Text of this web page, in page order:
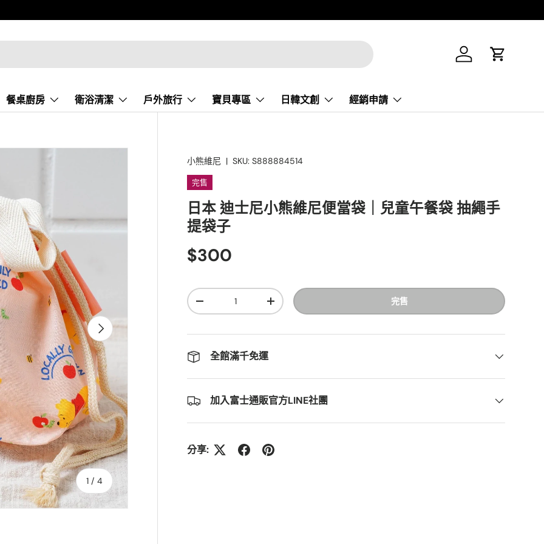
登录 大车
餐桌廚房 衛浴清潔 戶外旅行 寶貝專區 日韓文創 經銷申請
1 /的
4
下頁
小熊維尼 |SKU: S888884514
完售
日本 迪士尼小熊維尼便當袋｜兒童午餐袋 抽繩手
提袋子
$300
數量
-
+ 完售
全館滿千免運
加入富士通販官方LINE社團
分享: